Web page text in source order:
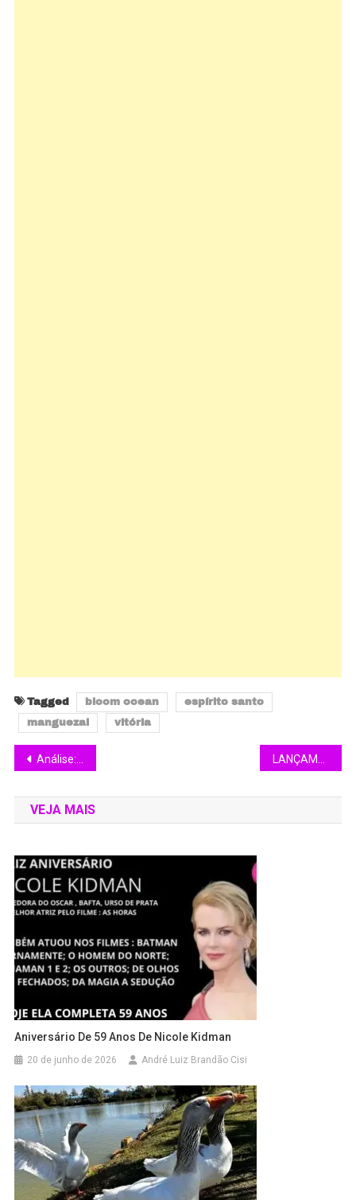
Tagged bloom ocean
espírito santo
manguezal
vitória
Análise: “Chá e Simpatia (1956)
VEJA MAIS
Aniversário De 59 Anos De Nicole Kidman
20 de junho de 2026 André Luiz Brandão Cisi